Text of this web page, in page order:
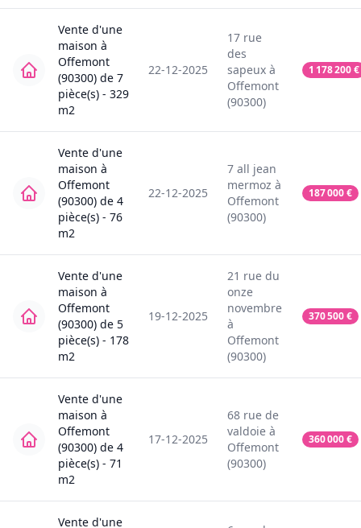
Vente d'une
maison à
Offemont
(90300) de 7
pièce(s) - 329
m2
22-12-2025
17 rue
des
sapeux à
Offemont
(90300)
1 178 200€
Vente d'une
maison à
Offemont
(90300) de 4
pièce(s) - 76
m2
22-12-2025
7 all jean
mermoz à
Offemont
(90300)
187 000€
Vente d'une
maison à
Offemont
(90300) de 5
pièce(s) - 178
m2
19-12-2025
21 rue du
onze
novembre
à
Offemont
(90300)
370 500€
Vente d'une
maison à
Offemont
(90300) de 4
pièce(s) - 71
m2
17-12-2025
68 rue de
valdoie à
Offemont
(90300)
360 000€
Vente d'une